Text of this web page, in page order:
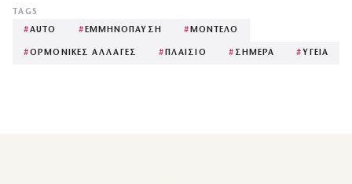
TAGS
#AUTO # ΕΜΜΗΝΟΠΑΥΣΗ # ΜΟΝΤΕΛΟ
#ΟΡΜΟΝΙΚΕΣ ΑΛΛΑΓΕΣ # ΠΛΑΙΣΙΟ # ΣΗΜΕΡΑ # ΥΓΕΙΑ